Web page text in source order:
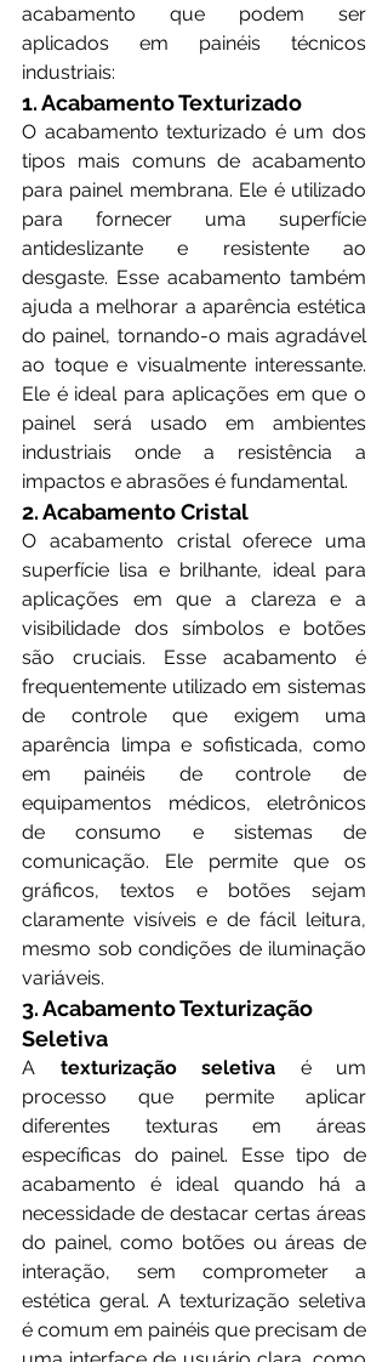
acabamento que podem ser
aplicados em painéis técnicos
industriais:
1. Acabamento Texturizado
O acabamento texturizado é um dos
tipos mais comuns de acabamento
para painel membrana. Ele é utilizado
para fornecer uma superfície
antideslizante e resistente ao
desgaste. Esse acabamento também
ajuda a melhorar a aparência estética
do painel, tornando-o mais agradável
ao toque e visualmente interessante.
Ele é ideal para aplicações em que o
painel será usado em ambientes
industriais onde a resistência a
impactos e abrasões é fundamental.
2. Acabamento Cristal
O acabamento cristal oferece uma
superfície lisa e brilhante, ideal para
aplicações em que a clareza e a
visibilidade dos símbolos e botões
são cruciais. Esse acabamento é
frequentemente utilizado em sistemas
de controle que exigem uma
aparência limpa e sofisticada, como
em painéis de controle de
equipamentos médicos, eletrônicos
de consumo e sistemas de
comunicação. Ele permite que os
gráficos, textos e botões sejam
claramente visíveis e de fácil leitura,
mesmo sob condições de iluminação
variáveis.
3. Acabamento Texturização
Seletiva
A texturização seletiva é um
processo que permite aplicar
diferentes texturas em áreas
específicas do painel. Esse tipo de
acabamento é ideal quando há a
necessidade de destacar certas áreas
do painel, como botões ou áreas de
interação, sem comprometer a
estética geral. A texturização seletiva
é comum em painéis que precisam de